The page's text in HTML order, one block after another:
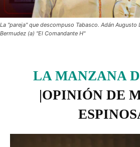
La "pareja" que descompuso Tabasco. Adán Augusto
Bermudez (a) "El Comandante H"
LA MANZANA
|OPINIÓN DE